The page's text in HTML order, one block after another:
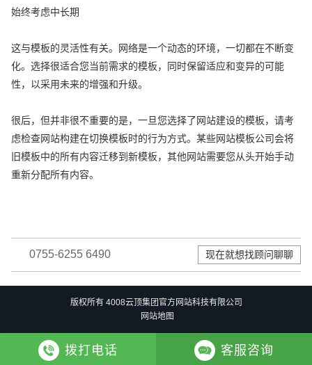
始终考虑中长期
这与模板的灵活性有关。网络是一个动态的环境，一切都在不断变
化。选择很适合您当前需求的模板，同时保留适应和变异的可能
性，以采用未来的增强和升级。
很后，但并非很不重要的是，一旦您选择了网站建设的模板，请考
虑检查网站构建在切换模板时的行为方式。某些网站模板公司会将
旧模板中的所有内容迁移到新模板，其他网站需要您从头开始手动
重新分配所有内容。
0755-6255 6490 现在就想找顾问聊聊
版权所有 4008云顶集团官方网站科技有限公司
网站地图
拨打电话 客服咨询